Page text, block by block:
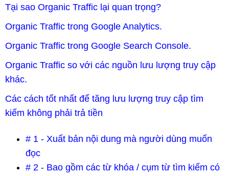
Tại sao Organic Traffic lại quan trọng?
Organic Traffic trong Google Analytics.
Organic Traffic trong Google Search Console.
Organic Traffic so với các nguồn lưu lượng truy cập
khác.
Các cách tốt nhất để tăng lưu lượng truy cập tìm
kiếm không phải trả tiền
# 1 - Xuất bản nội dung mà người dùng muốn
đọc
# 2 - Bao gồm các từ khóa / cụm từ tìm kiếm có